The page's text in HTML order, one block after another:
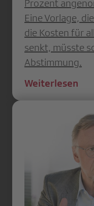
Prozent
Eine Vor­lage,
die Kosten für
senkt, müsste
Abstimmung.
Weiterlesen